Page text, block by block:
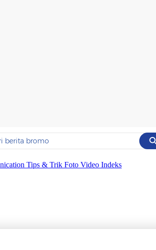
Cancel
sedang ramai dicari
Tips & Trik Foto Video Indeks